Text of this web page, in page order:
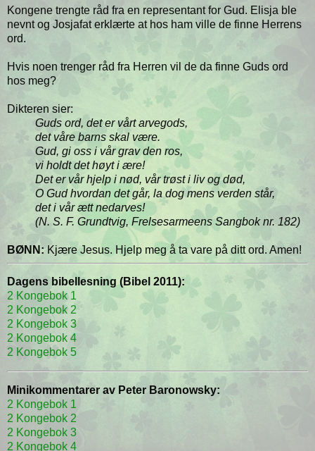
Kongene trengte råd fra en representant for Gud. Elisja ble
nevnt og Josjafat erklærte at hos ham ville de finne Herrens
ord.
Hvis noen trenger råd fra Herren vil de da finne Guds ord
hos meg?
Dikteren sier:
Guds ord, det er vårt arvegods,
det våre barns skal være.
Gud, gi oss i vår grav den ros,
vi holdt det høyt i ære!
Det er vår hjelp i nød, vår trøst i liv og død,
O Gud hvordan det går, la dog mens verden står,
det i vår ætt nedarves!
(N. S. F. Grundtvig, Frelsesarmeens Sangbok nr. 182)
BØNN: Kjære Jesus. Hjelp meg å ta vare på ditt ord. Amen!
Dagens bibellesning (Bibel 2011):
2 Kongebok 1
2 Kongebok 2
2 Kongebok 3
2 Kongebok 4
2 Kongebok 5
Minikommentarer av Peter Baronowsky:
2 Kongebok 1
2 Kongebok 2
2 Kongebok 3
2 Kongebok 4